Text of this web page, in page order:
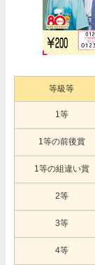
等級等
1等
1等の前後賞
1等の組違い賞
2等
3等
4等